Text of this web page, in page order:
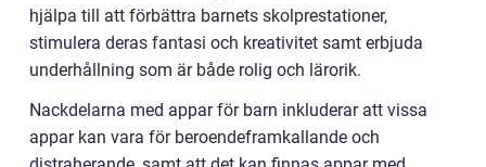
hjälpa till att förbättra barnets skolprestationer,
stimulera deras fantasi och kreativitet samt erbjuda
underhållning som är både rolig och lärorik.
Nackdelarna med appar för barn inkluderar att vissa
appar kan vara för beroendeframkallande och